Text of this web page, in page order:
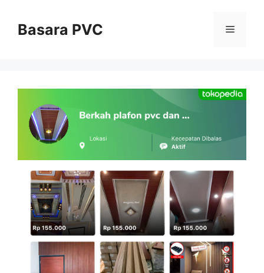
contentBasara PVC Menu